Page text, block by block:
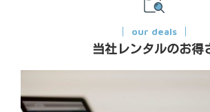
our deals
当社レンタルのお得